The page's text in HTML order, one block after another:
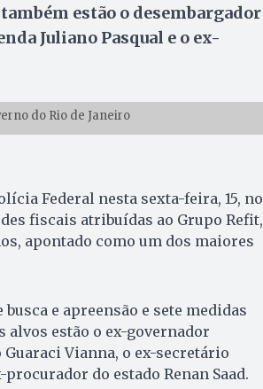
estão o desembargador
Juliano Pasqual e o ex-
do Rio de Janeiro
Federal nesta sexta-feira, 15, no
fiscais atribuídas ao Grupo Refit,
apontado como um dos maiores
e apreensão e sete medidas
alvos estão o ex-governador
Vianna, o ex-secretário
procurador do estado Renan Saad.